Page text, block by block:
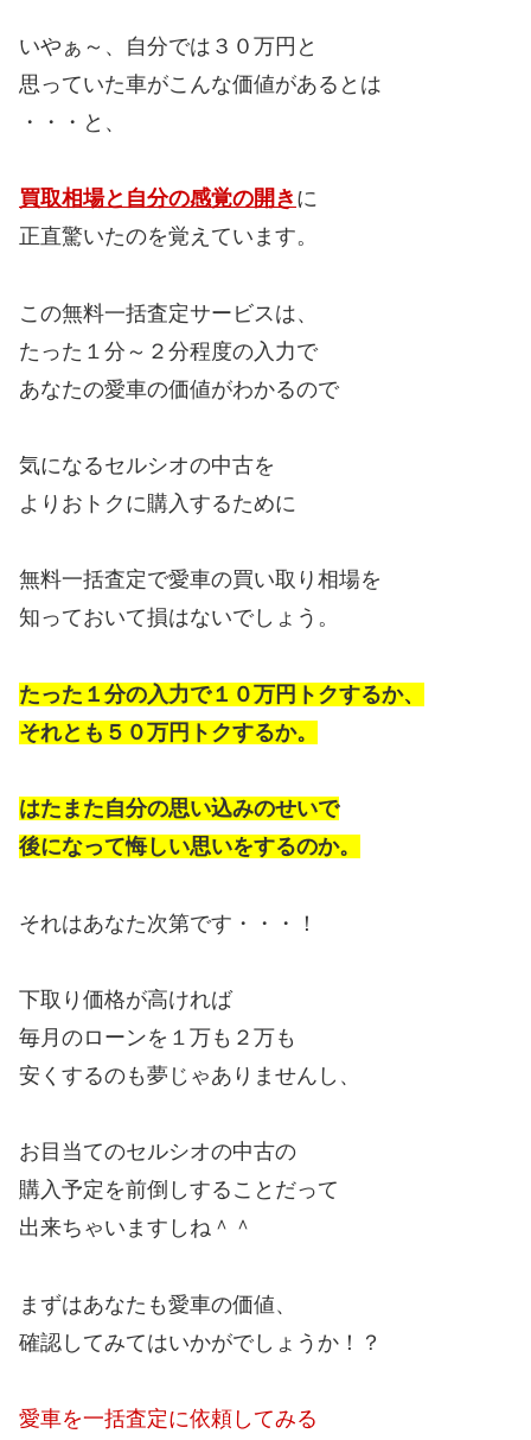
いやぁ～、自分では３０万円と
思っていた車がこんな価値があるとは
・・・と、
買取相場と自分の感覚の開き に
正直驚いたのを覚えています。
この無料一括査定サービスは、
たった１分～２分程度の入力で
あなたの愛車の価値がわかるので
気になるセルシオの中古を
よりおトクに購入するために
無料一括査定で愛車の買い取り相場を
知っておいて損はないでしょう。
たった１分の入力で１０万円トクするか、
それとも５０万円トクするか。
はたまた自分の思い込みのせいで
後になって悔しい思いをするのか。
それはあなた次第です・・・！
下取り価格が高ければ
毎月のローンを１万も２万も
安くするのも夢じゃありませんし、
お目当てのセルシオの中古の
購入予定を前倒しすることだって
出来ちゃいますしね＾＾
まずはあなたも愛車の価値、
確認してみてはいかがでしょうか！？
愛車を一括査定に依頼してみる